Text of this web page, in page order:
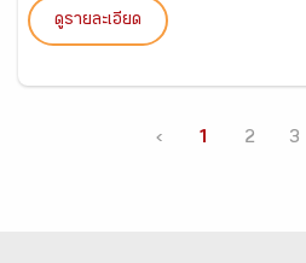
ดูรายละเอียด
‹ 1 2 3